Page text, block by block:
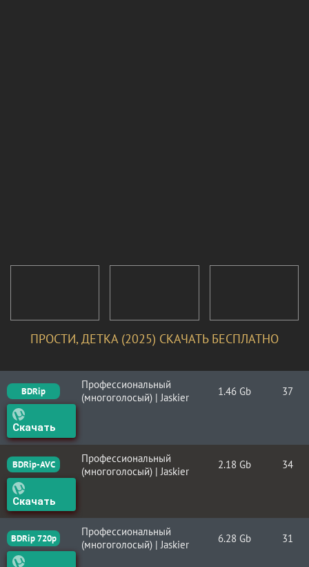
ПРОСТИ, ДЕТКА (2025) СКАЧАТЬ БЕСПЛАТНО
BDRip
Профессиональный
(многоголосый) | Jaskier
1.46 Gb 37
Скачать
BDRip-AVC
Профессиональный
(многоголосый) | Jaskier
2.18 Gb 34
Скачать
BDRip 720p
Профессиональный
(многоголосый) | Jaskier
6.28 Gb 31